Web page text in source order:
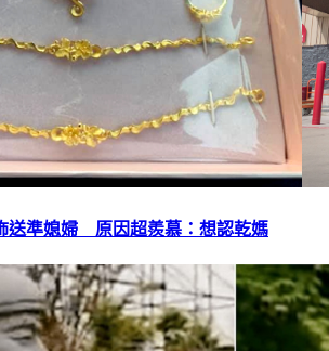
送準媳婦 原因超羨慕：想認乾媽